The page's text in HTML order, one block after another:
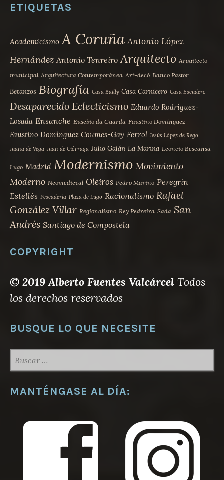
ETIQUETAS
Academicismo A Coruña Antonio López
Hernández Antonio Tenreiro Arquitecto Arquitecto
municipal Arquitectura Contemporánea Art-decó Banco Pastor
Betanzos Biografía Casa Bailly Casa Carnicero Casa Escudero
Desaparecido Eclecticismo Eduardo Rodríguez-
Losada Ensanche Eusebio da Guarda Faustino Domínguez
Faustino Domínguez Coumes-Gay Ferrol Jesús López de Rego
Juana de Vega Juan de Ciórraga Julio Galán La Marina Leoncio Bescansa
Lugo Madrid Modernismo Movimiento
Moderno Neomedieval Oleiros Pedro Mariño Peregrín
Estellés Pescadería Plaza de Lugo Racionalismo Rafael
González Villar Regionalismo Rey Pedreira Sada San
Andrés Santiago de Compostela
COPYRIGHT
© 2019 Alberto Fuentes Valcárcel Todos
los derechos reservados
BUSQUE LO QUE NECESITE
MANTÉNGASE AL DÍA: